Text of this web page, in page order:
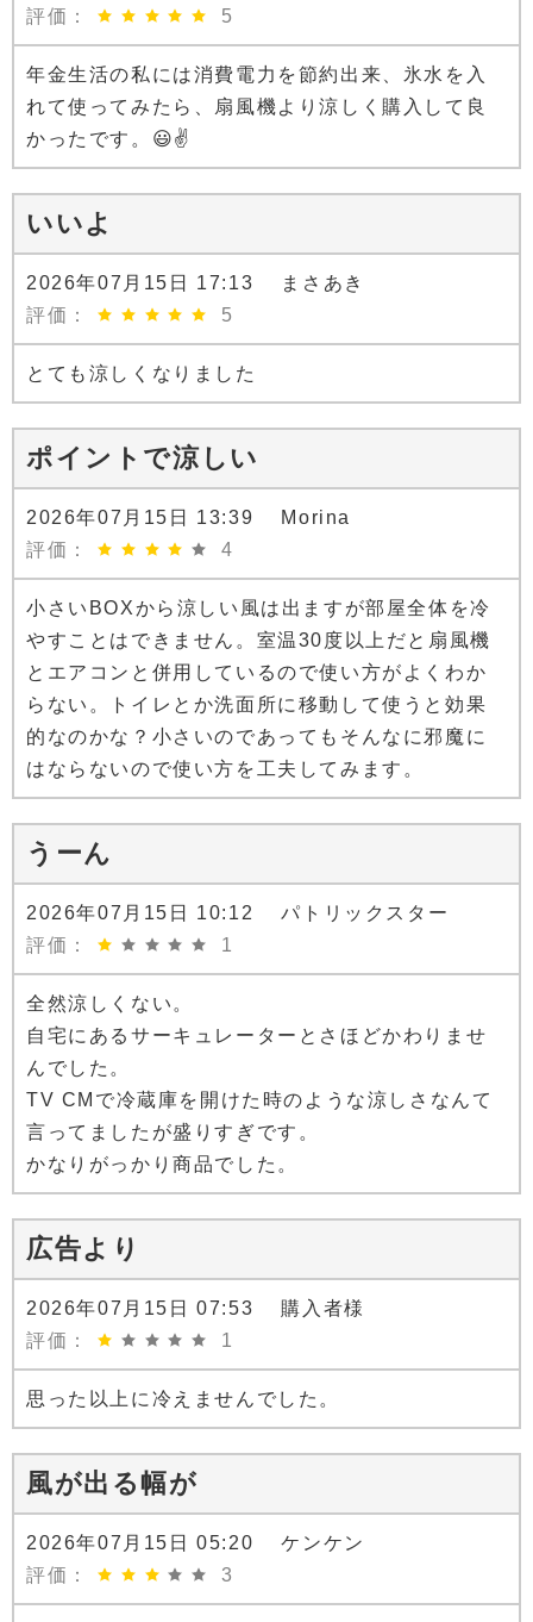
評価： 5
年金生活の私には消費電力を節約出来、氷水を入
れて使ってみたら、扇風機より涼しく購入して良
かったです。😃✌️
いいよ
2026年07月15日 17:13 まさあき
評価：
5
とても涼しくなりました
ポイントで涼しい
2026年07月15日 13:39 Morina
評価：
4
小さいBOXから涼しい風は出ますが部屋全体を冷
やすことはできません。室温30度以上だと扇風機
とエアコンと併用しているので使い方がよくわか
らない。トイレとか洗面所に移動して使うと効果
的なのかな？小さいのであってもそんなに邪魔に
はならないので使い方を工夫してみます。
うーん
2026年07月15日 10:12 パトリックスター
評価：
1
全然涼しくない。
自宅にあるサーキュレーターとさほどかわりませ
んでした。
TV CMで冷蔵庫を開けた時のような涼しさなんて
言ってましたが盛りすぎです。
かなりがっかり商品でした。
広告より
2026年07月15日 07:53 購入者様
評価：
1
思った以上に冷えませんでした。
風が出る幅が
2026年07月15日 05:20 ケンケン
評価：
3